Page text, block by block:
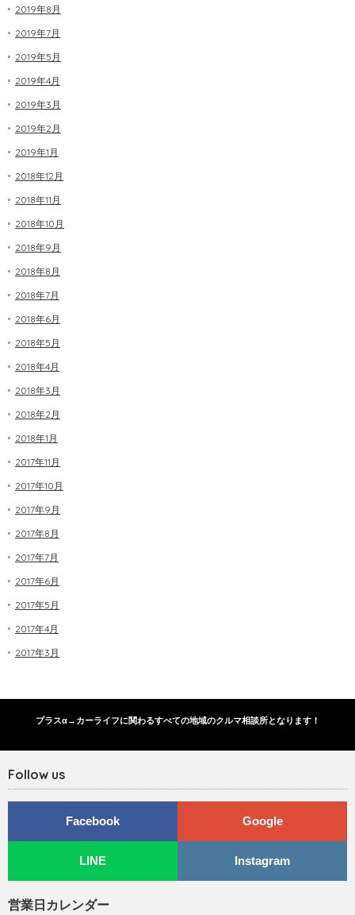
2019年8月
2019年7月
2019年5月
2019年4月
2019年3月
2019年2月
2019年1月
2018年12月
2018年11月
2018年10月
2018年9月
2018年8月
2018年7月
2018年6月
2018年5月
2018年4月
2018年3月
2018年2月
2018年1月
2017年11月
2017年10月
2017年9月
2017年8月
2017年7月
2017年6月
2017年5月
2017年4月
2017年3月
プラスα→カーライフに関わるすべての地域のクルマ相談所となります！
Follow us
Facebook Google
LINE Instagram
営業日カレンダー